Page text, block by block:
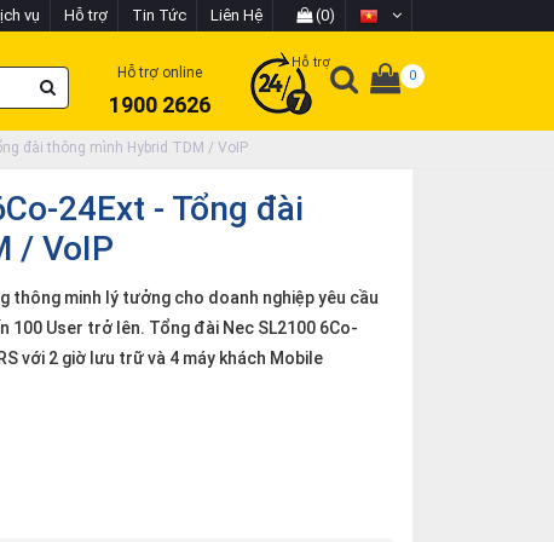
vụ Hỗ trợ Tin Tức Liên Hệ (0)
Hỗ trợ online
1900 2626
Hỗ trợ
0
đài thông mình Hybrid TDM / VoIP
24Ext - Tổng đài
/ VoIP
thông minh lý tưởng cho doanh nghiệp yêu cầu
User trở lên. Tổng đài Nec SL2100 6Co-
với 2 giờ lưu trữ và 4 máy khách Mobile